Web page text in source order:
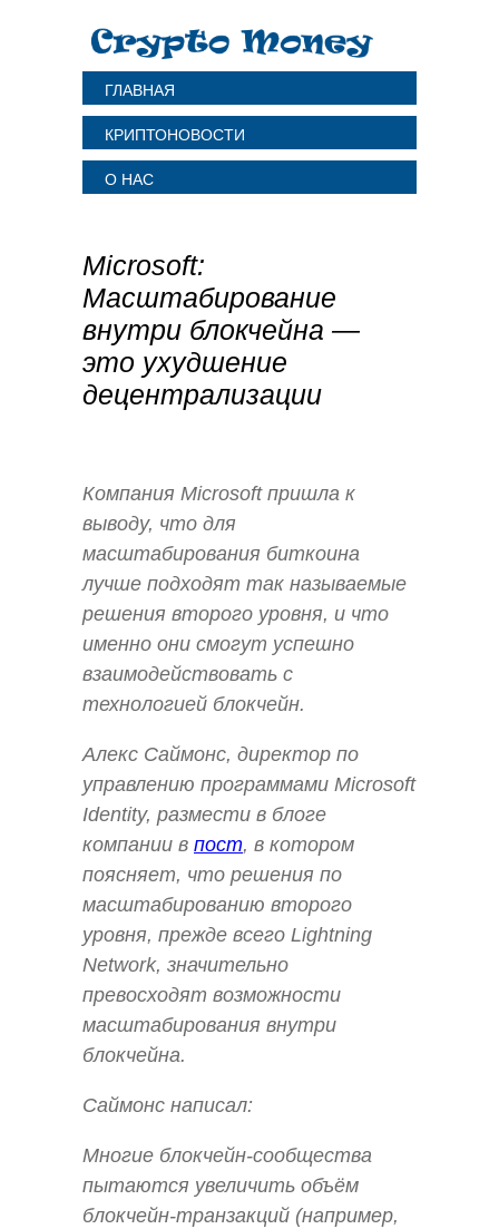
ГЛАВНАЯ
КРИПТОНОВОСТИ
О НАС
Microsoft:
Масштабирование
внутри блокчейна —
это ухудшение
децентрализации
Компания Microsoft пришла к
выводу, что для
масштабирования биткоина
лучше подходят так называемые
решения второго уровня, и что
именно они смогут успешно
взаимодействовать с
технологией блокчейн.
Алекс Саймонс, директор по
управлению программами Microsoft
Identity, размести в блоге
компании в пост, в котором
поясняет, что решения по
масштабированию второго
уровня, прежде всего Lightning
Network, значительно
превосходят возможности
масштабирования внутри
блокчейна.
Саймонс написал:
Многие блокчейн-сообщества
пытаются увеличить объём
блокчейн-транзакций (например,